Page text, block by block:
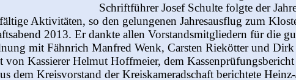
Schriftführer Josef Schulte folgte der
Aktivitäten, so den gelungenen Jahresausflug zum
2013. Er dankte allen Vorstandsmitgliedern für die
mit Fähnrich Manfred Wenk, Carsten Riekötter und
von Kassierer Helmut Hoffmeier, dem
dem Kreisvorstand der Kreiskameradschaft berichtete